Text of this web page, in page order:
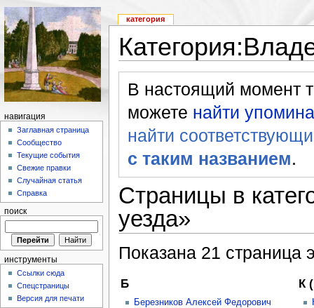
В настоящий момент
можете найти
найти
с таким названием.
Страницы в
уезда»
Показана 21 страница
Б
Березников Алексей Федорович
К
категория
навигация
Заглавная страница
Сообщество
Текущие события
Свежие правки
Случайная статья
Справка
поиск
инструменты
Ссылки сюда
Спецстраницы
Версия для печати